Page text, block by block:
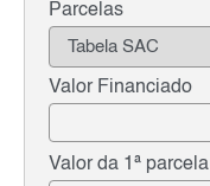
Parcelas
Valor Financiado
Valor da 1ª parcela